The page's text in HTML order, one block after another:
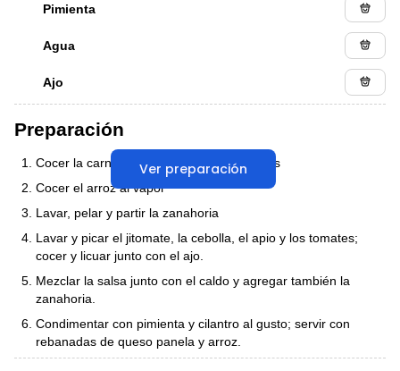
Pimienta
Agua
Ajo
Ver preparación
Preparación
Cocer la carne molida baja en grasa de res
Cocer el arroz al vapor
Lavar, pelar y partir la zanahoria
Lavar y picar el jitomate, la cebolla, el apio y los tomates;
cocer y licuar junto con el ajo.
Mezclar la salsa junto con el caldo y agregar también la
zanahoria.
Condimentar con pimienta y cilantro al gusto; servir con
rebanadas de queso panela y arroz.